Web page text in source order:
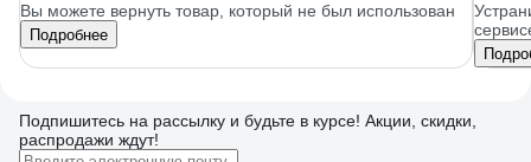
Вы можете вернуть товар, который не был использован
Подробнее
Подпишитесь на рассылку и будьте в курсе! Акции, скидки,
распродажи ждут!